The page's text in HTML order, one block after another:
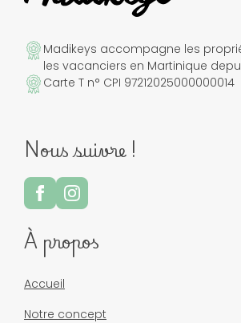
Madikeys accompagne les
les vacanciers en Martinique
Carte T n° CPI 97212025000000014
Nous suivre !
À propos
Accueil
Notre concept